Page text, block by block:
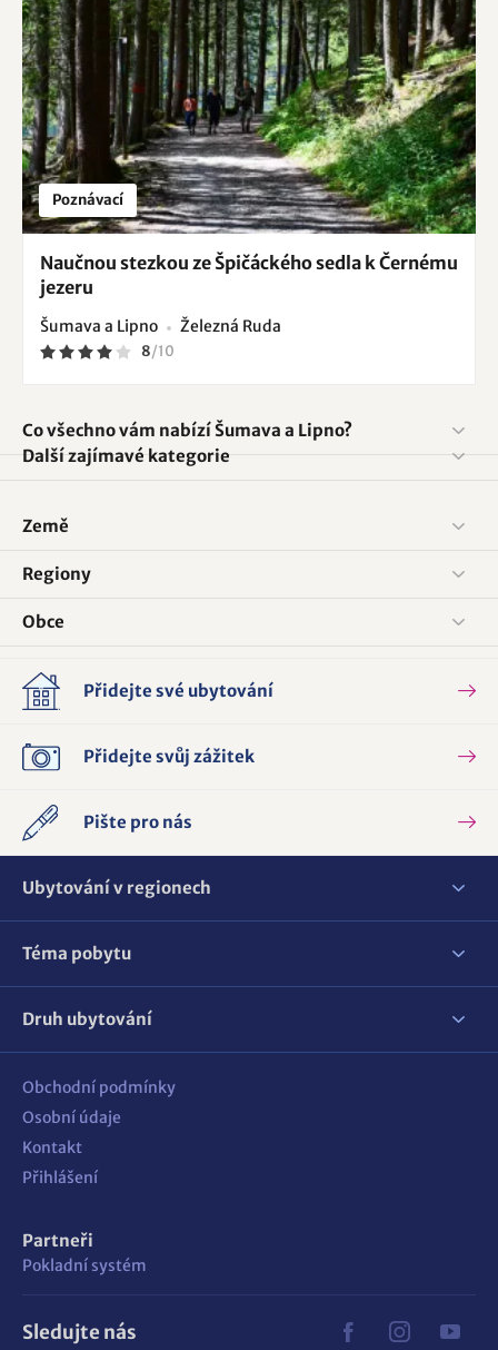
Poznávací
Naučnou stezkou ze Špičáckého sedla k Černému
jezeru
Šumava a Lipno Železná Ruda
8/10
Co všechno vám nabízí Šumava a Lipno?
Další zajímavé kategorie
Země
Regiony
Obce
Přidejte své ubytování
Přidejte svůj zážitek
Pište pro nás
Ubytování v regionech
Téma pobytu
Druh ubytování
Obchodní podmínky
Osobní údaje
Kontakt
Přihlášení
Partneři
Pokladní systém
Sledujte nás